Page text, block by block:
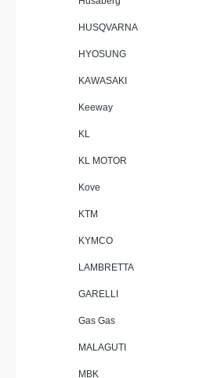
HUSQVARNA
HYOSUNG
KAWASAKI
Keeway
KL
KL MOTOR
Kove
KTM
KYMCO
LAMBRETTA
GARELLI
Gas Gas
MALAGUTI
MBK